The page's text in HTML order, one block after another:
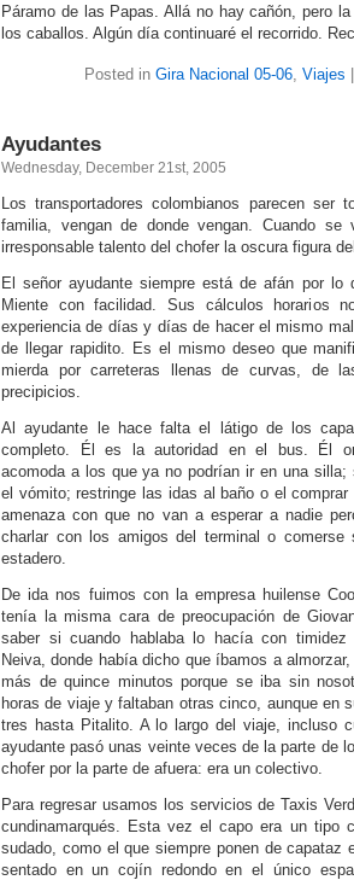
Páramo de las Papas. Allá no hay cañón, pero
los caballos. Algún día continuaré el recorrido.
Posted in Gira Nacional 05-06, Viajes
Ayudantes
Wednesday, December 21st, 2005
Los transportadores colombianos parecen ser
familia, vengan de donde vengan. Cuando
irresponsable talento del chofer la oscura figura
El señor ayudante siempre está de afán por lo
Miente con facilidad. Sus cálculos horarios
experiencia de días y días de hacer el mismo
de llegar rapidito. Es el mismo deseo que
mierda por carreteras llenas de curvas, de
precipicios.
Al ayudante le hace falta el látigo de los
completo. Él es la autoridad en el bus. Él
acomoda a los que ya no podrían ir en una
el vómito; restringe las idas al baño o el
amenaza con que no van a esperar a nadie
charlar con los amigos del terminal o comerse
estadero.
De ida nos fuimos con la empresa huilense
tenía la misma cara de preocupación de
saber si cuando hablaba lo hacía con timidez
Neiva, donde había dicho que íbamos a
más de quince minutos porque se iba sin
horas de viaje y faltaban otras cinco, aunque en
tres hasta Pitalito. A lo largo del viaje, incluso
ayudante pasó unas veinte veces de la parte de
chofer por la parte de afuera: era un colectivo.
Para regresar usamos los servicios de Taxis
cundinamarqués. Esta vez el capo era un tipo
sudado, como el que siempre ponen de capataz
sentado en un cojín redondo en el único